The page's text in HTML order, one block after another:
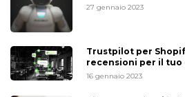
27 gennaio 2023
Trustpilot per
recensioni per il tuo
16 gennaio 2023